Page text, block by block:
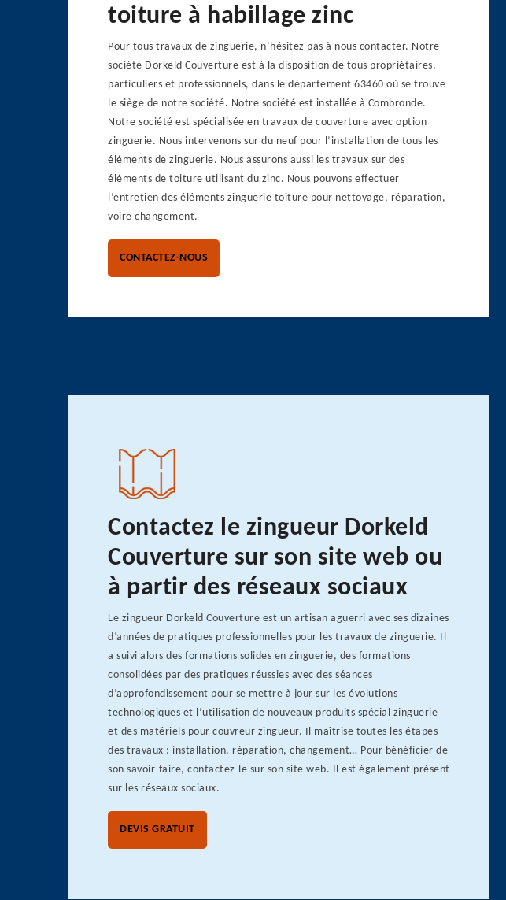
toiture à habillage zinc
Pour tous travaux de zinguerie, n’hésitez pas à nous contacter. Notre
société Dorkeld Couverture est à la disposition de tous propriétaires,
particuliers et professionnels, dans le département 63460 où se trouve
le siège de notre société. Notre société est installée à Combronde.
Notre société est spécialisée en travaux de couverture avec option
zinguerie. Nous intervenons sur du neuf pour l’installation de tous les
éléments de zinguerie. Nous assurons aussi les travaux sur des
éléments de toiture utilisant du zinc. Nous pouvons effectuer
l’entretien des éléments zinguerie toiture pour nettoyage, réparation,
voire changement.
CONTACTEZ-NOUS
Contactez le zingueur Dorkeld
Couverture sur son site web ou
à partir des réseaux sociaux
Le zingueur Dorkeld Couverture est un artisan aguerri avec ses dizaines
d’années de pratiques professionnelles pour les travaux de zinguerie. Il
a suivi alors des formations solides en zinguerie, des formations
consolidées par des pratiques réussies avec des séances
d’approfondissement pour se mettre à jour sur les évolutions
technologiques et l’utilisation de nouveaux produits spécial zinguerie
et des matériels pour couvreur zingueur. Il maîtrise toutes les étapes
des travaux : installation, réparation, changement… Pour bénéficier de
son savoir-faire, contactez-le sur son site web. Il est également présent
sur les réseaux sociaux.
DEVIS GRATUIT